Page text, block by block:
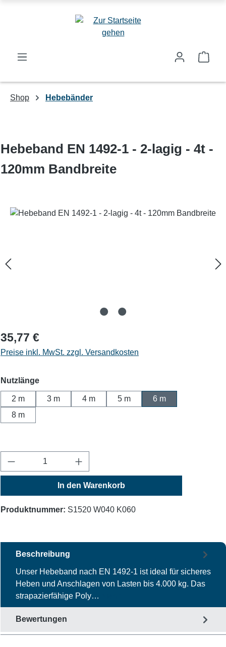
Shop Hebebänder
Hebeband EN 1492-1 - 2-lagig - 4t -
120mm Bandbreite
Bildergalerie überspringen
35,77 €
Preise inkl. MwSt. zzgl. Versandkosten
Nutzlängeauswählen
2 m 3 m 4 m 5 m
6 m
8 m
Produkt Anzahl: Gib den gewünschten Wert
In den Warenkorb
Produktnummer: S1520 W040 K060
Beschreibung
Unser Hebeband nach EN 1492-1 ist ideal für sicheres
Heben und Anschlagen von Lasten bis 4.000 kg. Das
strapazierfähige Poly…
Bewertungen